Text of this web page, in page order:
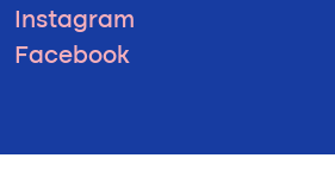
Instagram
Facebook